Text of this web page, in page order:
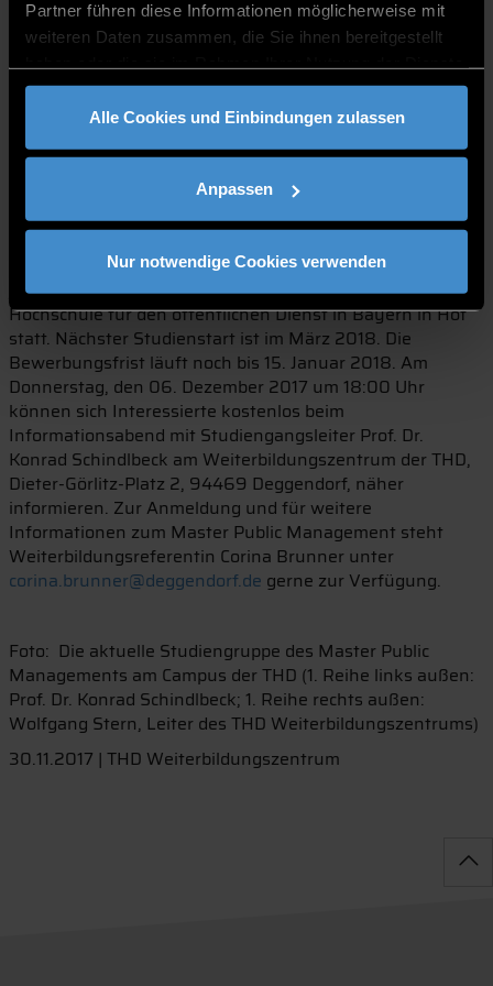
Partner führen diese Informationen möglicherweise mit
weiteren Daten zusammen, die Sie ihnen bereitgestellt
gesammelt haben.
Alle Cookies und Einbindungen zulassen
Anpassen
Nur notwendige Cookies verwenden
mindestens einjähriger Berufserfahrung. „Die praxisnahe
Ausrichtung des Studiengangs können wir vor allem
dadurch gewährleisten, dass unsere Dozenten selbst aus
der Verwaltung und der freien Wirtschaft kommen und
den Studierenden neben wissenschaftlichem Knowhow
Umsetzungsmöglichkeiten mit auf den Weg geben.“, so
Die Regelstudienzeit beträgt vier Semester und ist
bewusst für Vollzeitberufstätige konzipiert. Die
Vorlesungen finden an circa zwei Wochenenden im Monat
jeweils im Wechsel an der TH Deggendorf und an der
Hochschule für den öffentlichen Dienst in Bayern in Hof
statt. Nächster Studienstart ist im März 2018. Die
Bewerbungsfrist läuft noch bis 15. Januar 2018. Am
Donnerstag, den 06. Dezember 2017 um 18:00 Uhr
können sich Interessierte kostenlos beim
Informationsabend mit Studiengangsleiter Prof. Dr.
Konrad Schindlbeck am Weiterbildungszentrum der THD,
Dieter-Görlitz-Platz 2, 94469 Deggendorf, näher
informieren. Zur Anmeldung und für weitere
Informationen zum Master Public Management steht
Weiterbildungsreferentin Corina Brunner unter
corina.brunner@deggendorf.de gerne zur Verfügung.
Foto: Die aktuelle Studiengruppe des Master Public
Managements am Campus der THD (1. Reihe links außen:
Prof. Dr. Konrad Schindlbeck; 1. Reihe rechts außen:
Wolfgang Stern, Leiter des THD Weiterbildungszentrums)
30.11.2017 | THD Weiterbildungszentrum